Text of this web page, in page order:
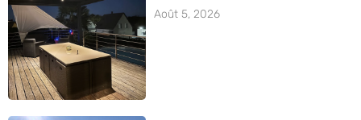
Août 5, 2026